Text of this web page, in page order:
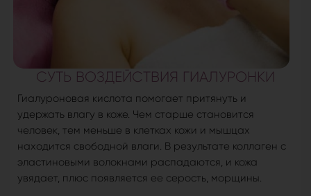
СУТЬ ВОЗДЕЙСТВИЯ ГИАЛУРОНКИ
Гиалуроновая кислота помогает притянуть и
удержать влагу в коже. Чем старше становится
человек, тем меньше в клетках кожи и мышцах
находится свободной влаги. В результате коллаген с
эластиновыми волокнами распадаются, и кожа
увядает, плюс появляется ее серость, морщины.